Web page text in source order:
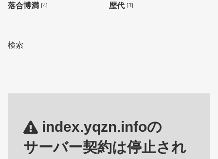
落合博満 [4] 歴代 [3]
検索